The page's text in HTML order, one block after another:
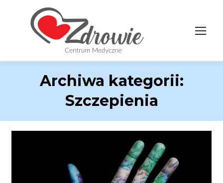
Archiwa kategorii:
Szczepienia